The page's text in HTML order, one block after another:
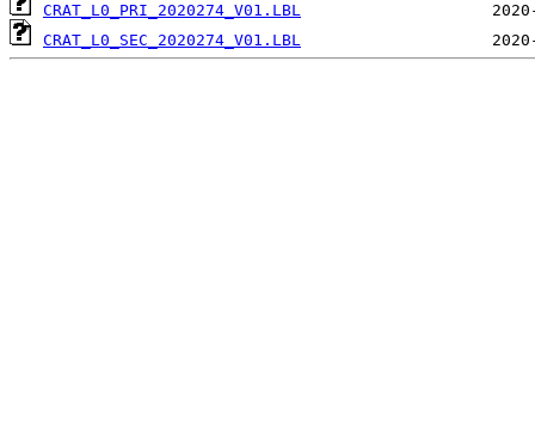
CRAT_L0_PRI_2020274_V01.LBL
CRAT_L0_SEC_2020274_V01.LBL